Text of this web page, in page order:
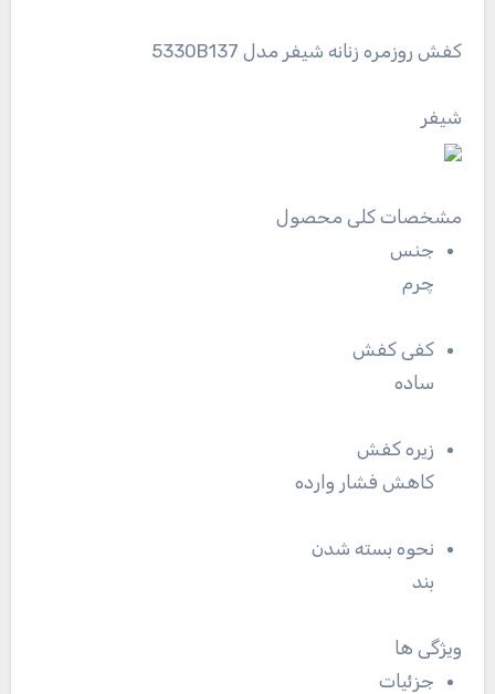
کفش روزمره زنانه شیفر مدل 5330B137
شیفر
مشخصات کلی محصول
جنس
چرم
کفی کفش
ساده
زیره کفش
کاهش فشار وارده
نحوه بسته شدن
بند
ویژگی ها
جزئیات